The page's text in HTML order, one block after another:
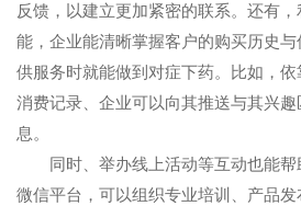
反馈，以建立更加紧密的联系。还有
能，企业能清晰掌握客户的购买历史
供服务时就能做到对症下药。比如，
消费记录、企业可以向其推送与其兴
息。
同时、举办线上活动等互动也能
微信平台，可以组织专业培训、产品